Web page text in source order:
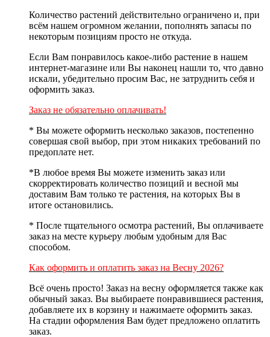
Количество растений действительно ограничено и, при
всём нашем огромном желании, пополнять запасы по
некоторым позициям просто не откуда.
Если Вам понравилось какое-либо растение в нашем
интернет-магазине или Вы наконец нашли то, что давно
искали, убедительно просим Вас, не затруднить себя и
оформить заказ.
Заказ не обязательно оплачивать!
* Вы можете оформить несколько заказов, постепенно
совершая свой выбор, при этом никаких требований по
предоплате нет.
*В любое время Вы можете изменить заказ или
скорректировать количество позиций и весной мы
доставим Вам только те растения, на которых Вы в
итоге остановились.
* После тщательного осмотра растений, Вы оплачиваете
заказ на месте курьеру любым удобным для Вас
способом.
Как оформить и оплатить заказ на Весну 2026?
Всё очень просто! Заказ на весну оформляется также как
обычный заказ. Вы выбираете понравившиеся растения,
добавляете их в корзину и нажимаете оформить заказ.
На стадии оформления Вам будет предложено оплатить
заказ.